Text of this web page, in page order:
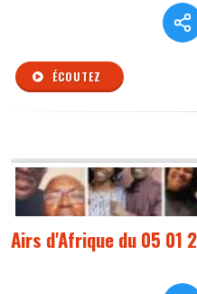
ÉCOUTEZ
Airs d'Afrique du 05 01